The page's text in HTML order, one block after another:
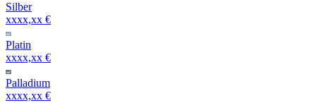
Silber
xxxx,xx €
Platin
xxxx,xx €
Palladium
xxxx,xx €